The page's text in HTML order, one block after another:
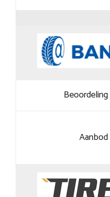
Beoordeling
Aanbod